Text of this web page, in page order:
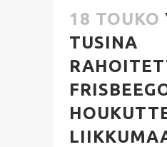
18 TOUKO
TUSINA